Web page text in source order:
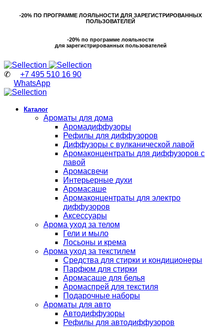
-20% ПО ПРОГРАММЕ ЛОЯЛЬНОСТИ ДЛЯ ЗАРЕГИСТРИРОВАННЫХ
ПОЛЬЗОВАТЕЛЕЙ
-20% по программе лояльности
для зарегистрированных пользователей
✆ +7 495 510 16 90
WhatsApp
Каталог
Ароматы для дома
Аромадиффузоры
Рефилы для диффузоров
Диффузоры с вулканической лавой
Аромаконцентраты для диффузоров с
лавой
Аромасвечи
Интерьерные духи
Аромасаше
Аромаконцентраты для электро
диффузоров
Аксессуары
Арома уход за телом
Гели и мыло
Лосьоны и крема
Арома уход за текстилем
Средства для стирки и кондиционеры
Парфюм для стирки
Аромасаше для белья
Аромаспрей для текстиля
Подарочные наборы
Ароматы для авто
Автодиффузоры
Рефилы для автодиффузоров